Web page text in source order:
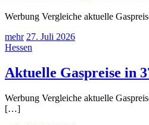
Werbung Vergleiche aktuelle
mehr 27. Juli 2026
Hessen
Aktuelle Gaspreise in
Werbung Vergleiche aktuelle
[…]